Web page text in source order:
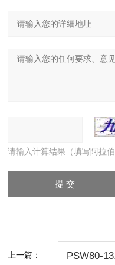
请输入计算结果（填写阿拉
上一篇： PSW80-